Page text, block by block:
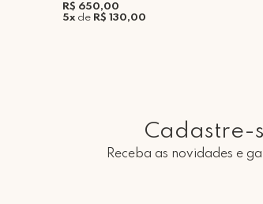
R$ 650,00
5xde R$ 130,00
Cadastre-
Receba as novidades e